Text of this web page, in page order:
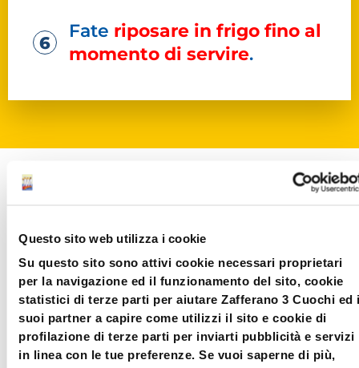
Questo sito web utilizza i cookie
Su questo sito sono attivi cookie necessari proprietari
per la navigazione ed il funzionamento del sito, cookie
statistici di terze parti per aiutare Zafferano 3 Cuochi ed
suoi partner a capire come utilizzi il sito e cookie di
profilazione di terze parti per inviarti pubblicità e servizi
in linea con le tue preferenze. Se vuoi saperne di più,
Fate riposare in frigo fino al
momento di servire.
CONSIGLIA
Il punto di partenza di
questa deliziosa creazione
è, naturalmente, lafrutta.